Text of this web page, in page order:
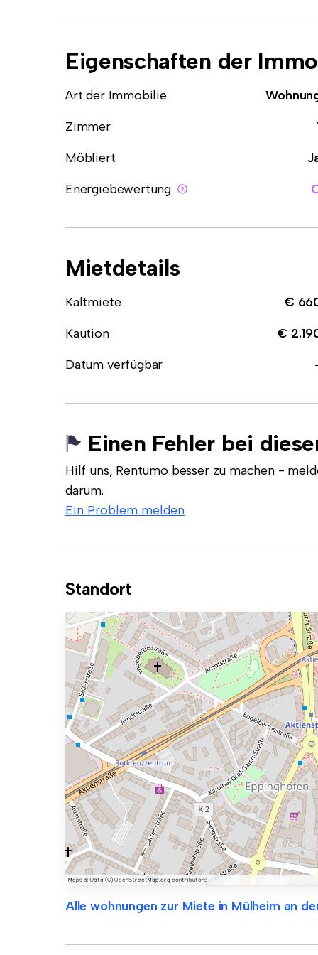
Eigenschaften der
Art der Immobilie
Zimmer
Möbliert
Energiebewertung
Mietdetails
Kaltmiete
€
Kaution
€
Datum verfügbar
Einen Fehler bei
Hilf uns, Rentumo besser zu machen -
darum.
Ein Problem melden
Standort
Alle wohnungen zur Miete in Mülheim an